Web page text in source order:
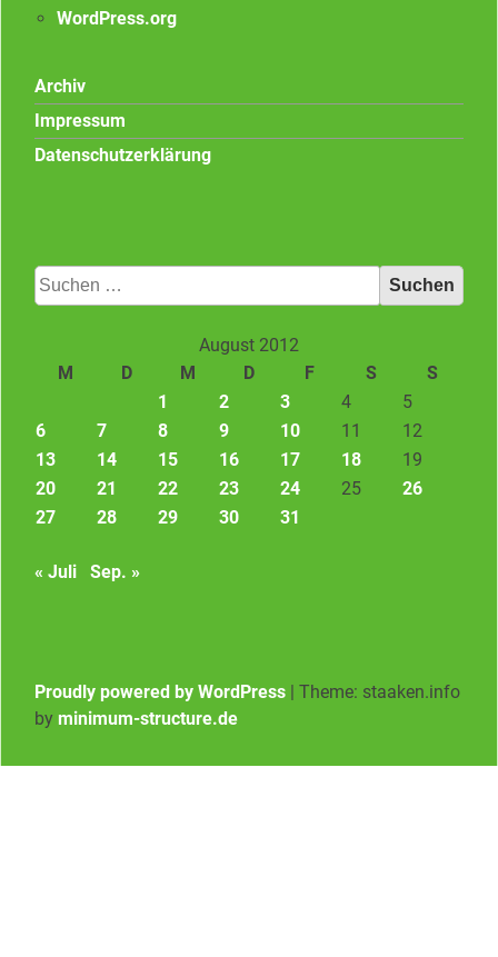
WordPress.org
Archiv
Impressum
Datenschutzerklärung
Suchen
nach:
August 2012
M
D M D F S
S
1
2 3 4
5
6
7 8 9 10 11
12
13
14 15 16 17 18
19
20
21 22 23 24 25
26
27
28 29 30 31
« Juli Sep. »
Proudly powered by WordPress | Theme: staaken.info
by minimum-structure.de